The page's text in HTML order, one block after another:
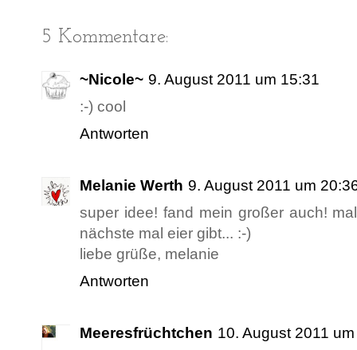
5 Kommentare:
~Nicole~ 9. August 2011 um 15:31
:-) cool
Antworten
Melanie Werth 9. August 2011 um
super idee! fand mein großer auch!
nächste mal eier gibt... :-)
liebe grüße, melanie
Antworten
Meeresfrüchtchen 10. August 2011